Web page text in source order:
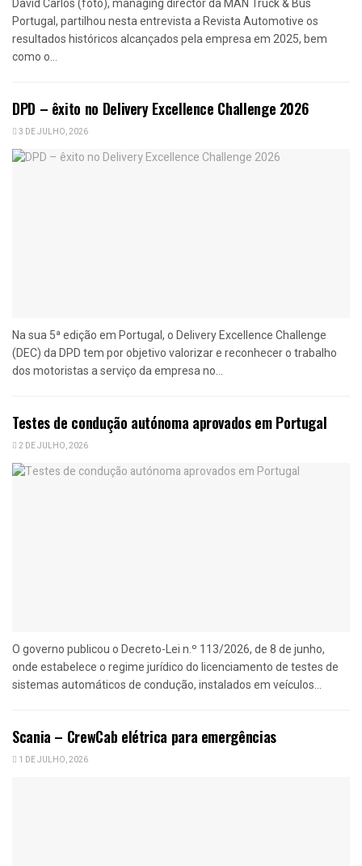
David Carlos (foto), managing director da MAN Truck & Bus
Portugal, partilhou nesta entrevista a Revista Automotive os
resultados históricos alcançados pela empresa em 2025, bem
como o...
DPD – êxito no Delivery Excellence Challenge 2026
3 DE JULHO, 2026
Na sua 5ª edição em Portugal, o Delivery Excellence Challenge
(DEC) da DPD tem por objetivo valorizar e reconhecer o trabalho
dos motoristas a serviço da empresa no...
Testes de condução autónoma aprovados em Portugal
2 DE JULHO, 2026
O governo publicou o Decreto-Lei n.º 113/2026, de 8 de junho,
onde estabelece o regime jurídico do licenciamento de testes de
sistemas automáticos de condução, instalados em veículos...
Scania – CrewCab elétrica para emergências
1 DE JULHO, 2026